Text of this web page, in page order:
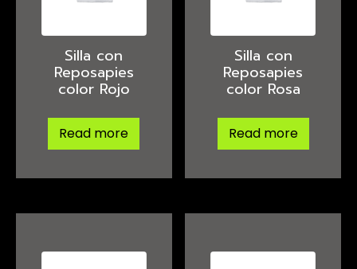
Silla con
Reposapies
color Rojo
Read more
Silla con
Reposapies
color Rosa
Read more